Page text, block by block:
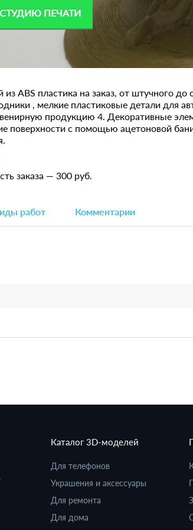
ПЕЧАТИ
из ABS пластика на заказ, от штучного
, мелкие пластиковые детали для
продукцию 4. Декоративные
поверхности с помощью ацетоновой
заказа — 300 руб.
работ Комментарии
Каталог 3D-моделей
Для телефонов
Украшения и аксессуары
Для ремонта
Для дома